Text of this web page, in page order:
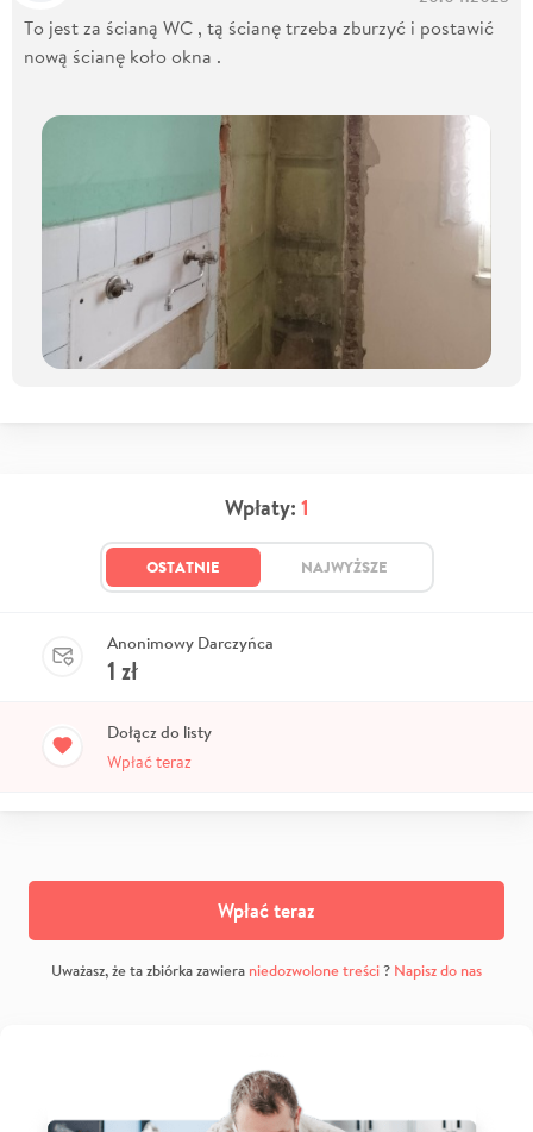
To jest za ścianą WC , tą ścianę trzeba zburzyć i postawić
nową ścianę koło okna .
Wpłaty: 1
OSTATNIE NAJWYŻSZE
Anonimowy Darczyńca
1 zł
Dołącz do listy
Wpłać teraz
Wpłać teraz
Uważasz, że ta zbiórka zawiera niedozwolone treści? Napisz do nas